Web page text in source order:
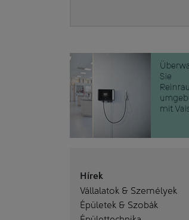
Hírek
Vállalatok & Személyek
Épületek & Szobák